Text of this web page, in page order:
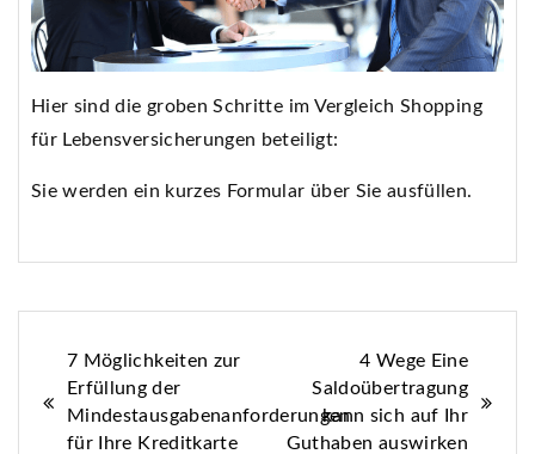
Hier sind die groben Schritte im Vergleich Shopping
für Lebensversicherungen beteiligt:
Sie werden ein kurzes Formular über Sie ausfüllen.
Beitrags-
Navigation
7 Möglichkeiten zur
Erfüllung der
Mindestausgabenanforderungen
für Ihre Kreditkarte
4 Wege Eine
Saldoübertragung
kann sich auf Ihr
Guthaben auswirken